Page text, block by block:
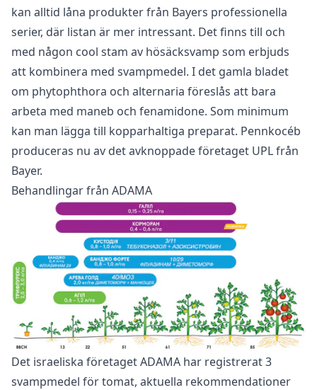
kan alltid låna produkter från Bayers professionella
serier, där listan är mer intressant. Det finns till och
med någon cool stam av hösäcksvamp som erbjuds
att kombinera med svampmedel. I det gamla bladet
om phytophthora och alternaria föreslås att bara
arbeta med maneb och fenamidone. Som minimum
kan man lägga till kopparhaltiga preparat. Pennkocéb
produceras nu av det avknoppade företaget UPL från
Bayer.
Behandlingar från ADAMA
Det israeliska företaget ADAMA har registrerat 3
svampmedel för tomat, aktuella rekommendationer